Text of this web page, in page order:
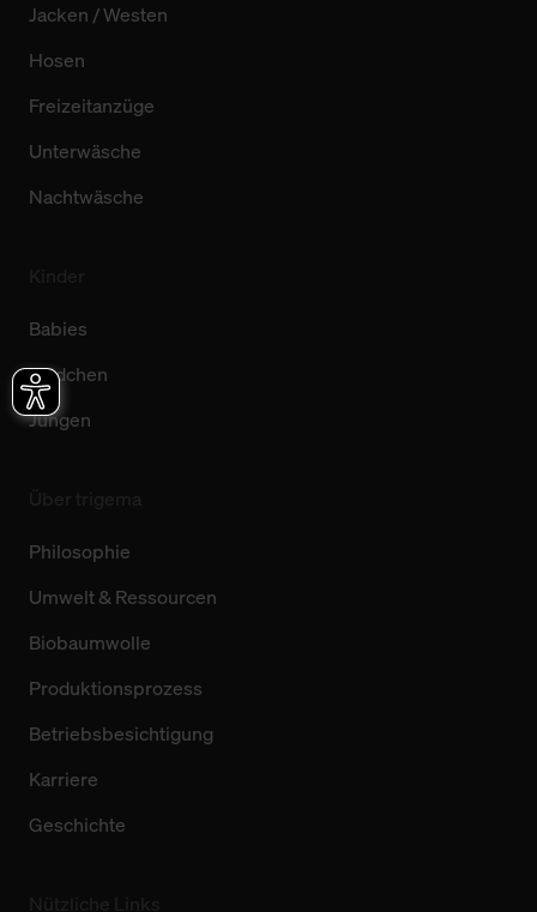
Jacken / Westen
Hosen
Freizeitanzüge
Unterwäsche
Nachtwäsche
Babies
Mädchen
Jungen
Philosophie
Umwelt & Ressourcen
Biobaumwolle
Produktionsprozess
Betriebsbesichtigung
Karriere
Geschichte